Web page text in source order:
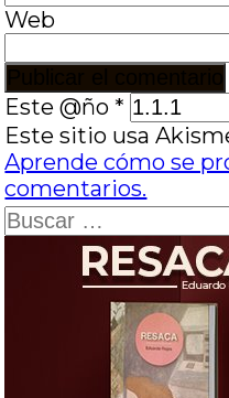
Web
Este @ño *
Este sitio usa
Aprende cómo se
comentarios.
Buscar: